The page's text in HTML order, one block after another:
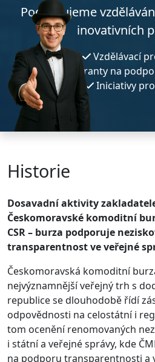
Podporujeme
inovativních
Vzdělávací
Granty na
Iniciativy
Historie
Dosavadní aktivity
Českomoravské komoditní
CSR – burza podporuje
transparentnost ve veřejné
Českomoravská komoditní
nejvýznamnější veřejný trh s
republice se dlouhodobě řídí
odpovědnosti na celostátní i
tom ocenění renomovaných
i státní a veřejné správy, kde
na podporu transparentnosti a